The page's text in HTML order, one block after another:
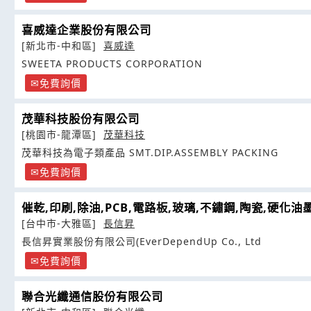
喜威達企業股份有限公司
[新北市-中和區]
喜威達
SWEETA PRODUCTS CORPORATION
免費詢價
茂華科技股份有限公司
[桃園市-龍潭區]
茂華科技
茂華科技為電子類產品 SMT.DIP.ASSEMBLY PACKING
免費詢價
催乾,印刷,除油,PCB,電路板,玻璃,不鏽鋼,陶瓷,硬化油
[台中市-大雅區]
長信昇
長信昇實業股份有限公司(EverDependUp Co., Ltd
免費詢價
聯合光纖通信股份有限公司